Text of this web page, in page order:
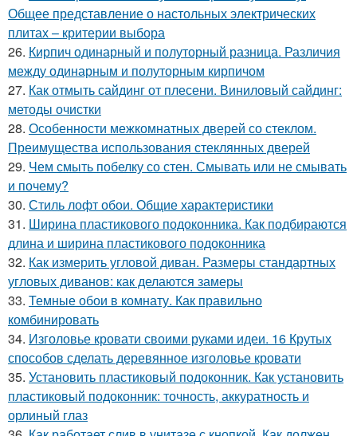
Общее представление о настольных электрических
плитах – критерии выбора
26. Кирпич одинарный и полуторный разница. Различия
между одинарным и полуторным кирпичом
27. Как отмыть сайдинг от плесени. Виниловый сайдинг:
методы очистки
28. Особенности межкомнатных дверей со стеклом.
Преимущества использования стеклянных дверей
29. Чем смыть побелку со стен. Смывать или не смывать
и почему?
30. Стиль лофт обои. Общие характеристики
31. Ширина пластикового подоконника. Как подбираются
длина и ширина пластикового подоконника
32. Как измерить угловой диван. Размеры стандартных
угловых диванов: как делаются замеры
33. Темные обои в комнату. Как правильно
комбинировать
34. Изголовье кровати своими руками идеи. 16 Крутых
способов сделать деревянное изголовье кровати
35. Установить пластиковый подоконник. Как установить
пластиковый подоконник: точность, аккуратность и
орлиный глаз